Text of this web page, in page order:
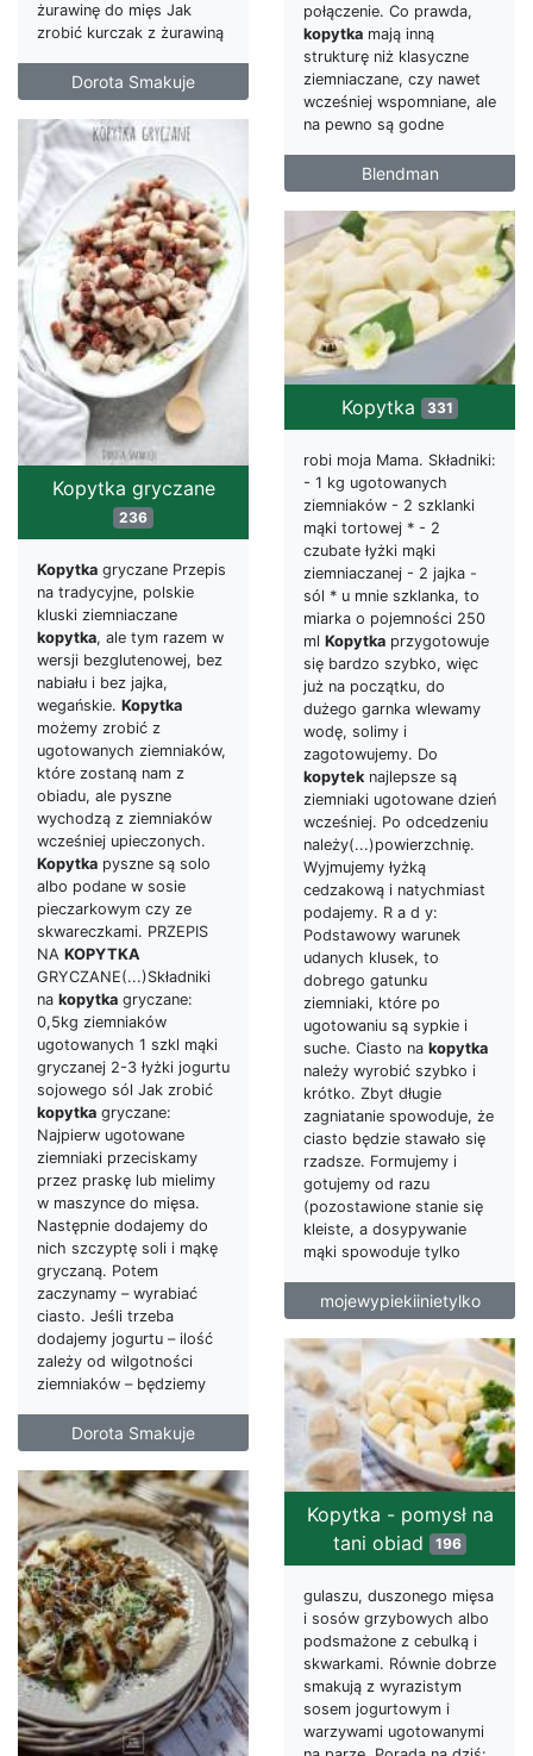
żurawinę do mięs Jak
zrobić kurczak z żurawiną
Dorota Smakuje
połączenie. Co prawda,
kopytka mają inną
strukturę niż klasyczne
ziemniaczane, czy nawet
wcześniej wspomniane, ale
na pewno są godne
Blendman
Kopytka gryczane
236
Kopytka gryczane Przepis
na tradycyjne, polskie
kluski ziemniaczane
kopytka, ale tym razem w
wersji bezglutenowej, bez
nabiału i bez jajka,
wegańskie. Kopytka
możemy zrobić z
ugotowanych ziemniaków,
które zostaną nam z
obiadu, ale pyszne
wychodzą z ziemniaków
wcześniej upieczonych.
Kopytka pyszne są solo
albo podane w sosie
pieczarkowym czy ze
skwareczkami. PRZEPIS
NA KOPYTKA
GRYCZANE(...)Składniki
na kopytka gryczane:
0,5kg ziemniaków
ugotowanych 1 szkl mąki
gryczanej 2-3 łyżki jogurtu
sojowego sól Jak zrobić
kopytka gryczane:
Najpierw ugotowane
ziemniaki przeciskamy
przez praskę lub mielimy
w maszynce do mięsa.
Następnie dodajemy do
nich szczyptę soli i mąkę
gryczaną. Potem
zaczynamy – wyrabiać
ciasto. Jeśli trzeba
dodajemy jogurtu – ilość
zależy od wilgotności
ziemniaków – będziemy
Dorota Smakuje
Kopytka 331
robi moja Mama. Składniki:
- 1 kg ugotowanych
ziemniaków - 2 szklanki
mąki tortowej * - 2
czubate łyżki mąki
ziemniaczanej - 2 jajka -
sól * u mnie szklanka, to
miarka o pojemności 250
ml Kopytka przygotowuje
się bardzo szybko, więc
już na początku, do
dużego garnka wlewamy
wodę, solimy i
zagotowujemy. Do
kopytek najlepsze są
ziemniaki ugotowane dzień
wcześniej. Po odcedzeniu
należy(...)powierzchnię.
Wyjmujemy łyżką
cedzakową i natychmiast
podajemy. R a d y:
Podstawowy warunek
udanych klusek, to
dobrego gatunku
ziemniaki, które po
ugotowaniu są sypkie i
suche. Ciasto na kopytka
należy wyrobić szybko i
krótko. Zbyt długie
zagniatanie spowoduje, że
ciasto będzie stawało się
rzadsze. Formujemy i
gotujemy od razu
(pozostawione stanie się
kleiste, a dosypywanie
mąki spowoduje tylko
mojewypiekiinietylko
Kopytka - pomysł na
tani obiad
196
gulaszu, duszonego mięsa
i sosów grzybowych albo
podsmażone z cebulką i
skwarkami. Równie dobrze
smakują z wyrazistym
sosem jogurtowym i
warzywami ugotowanymi